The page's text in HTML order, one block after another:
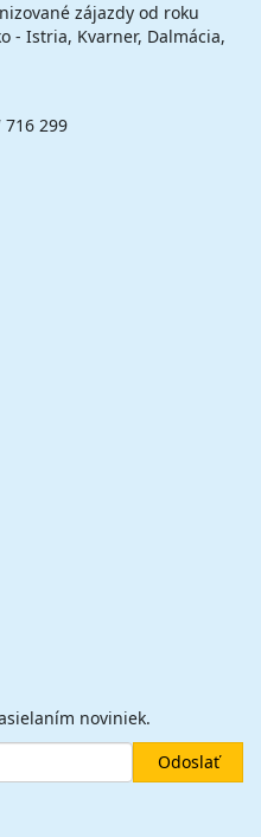
zájazdy od roku
- Istria, Kvarner, Dalmácia,
716 299
noviniek.